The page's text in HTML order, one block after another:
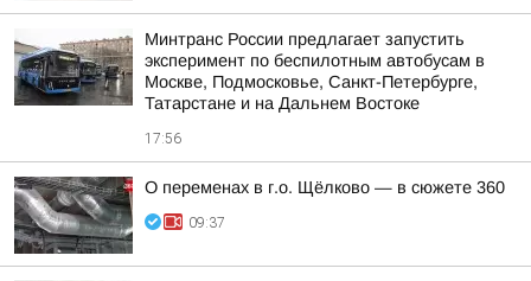
Минтранс России предлагает запустить
эксперимент по беспилотным автобусам в
Москве, Подмосковье, Санкт-Петербурге,
Татарстане и на Дальнем Востоке
17:56
О переменах в г.о. Щёлково — в сюжете 360
09:37